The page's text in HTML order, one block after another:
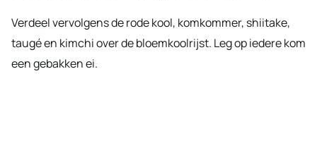
Verdeel vervolgens de rode kool, komkommer, shiitake,
taugé en kimchi over de bloemkoolrijst. Leg op iedere kom
een gebakken ei.